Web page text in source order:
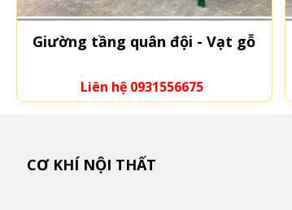
Giường tầng quân đội - Vạt gỗ
Liên hệ 0931556675
CƠ KHÍ NỘI THẤT